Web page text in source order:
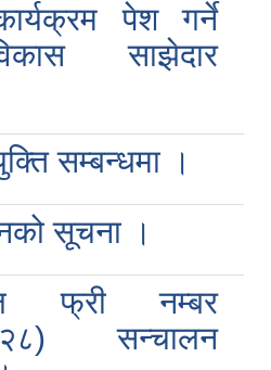
पेश गर्ने
साझेदार
सम्बन्धमा ।
सूचना ।
फ्री नम्बर
सन्चालन